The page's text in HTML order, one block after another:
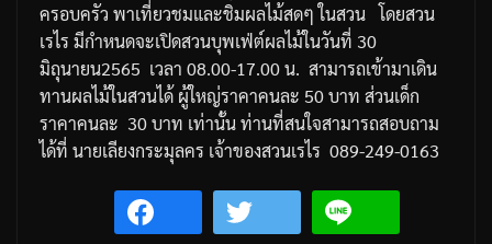
ครอบครัว พาเที่ยวชมและชิมผลไม้สดๆ ในสวน โดยสวน
เรไร มีกำหนดจะเปิดสวนบุพเฟ่ต์ผลไม้ในวันที่ 30
มิถุนายน2565 เวลา 08.00-17.00น. สามารถเข้ามาเดิน
ทานผลไม้ในสวนได้ ผู้ใหญ่ราคาคนละ 50บาท ส่วนเด็ก
ราคาคนละ 30บาท เท่านั้นท่านที่สนใจสามารถสอบถาม
ได้ที่ นายเลียงกระมุลคร เจ้าของสวนเรไร 089-249-0163